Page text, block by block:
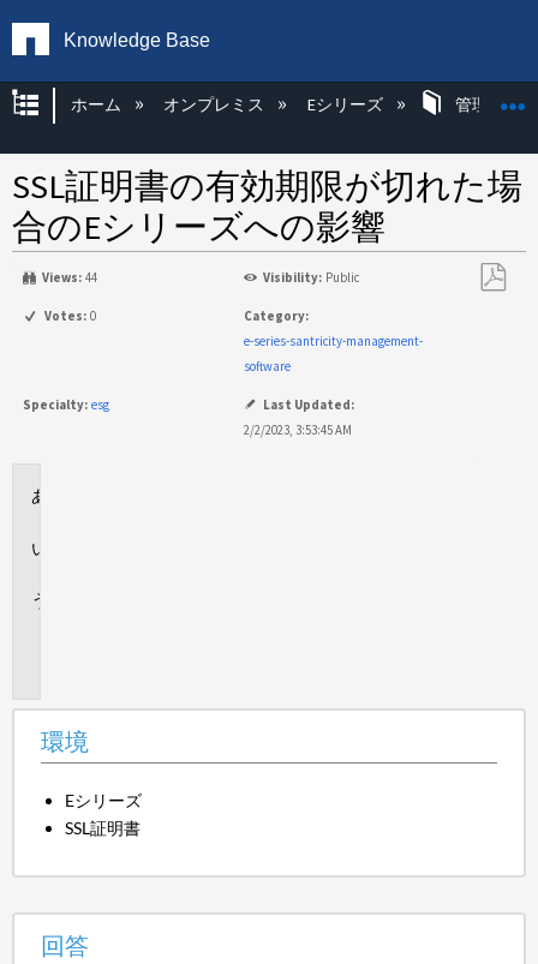
Knowledge Base
グローバル階層を展開/折りたたむ
ホーム オンプレミス Eシリーズ 管理アプ
SSL証明書の有効期限が切れた場
合のEシリーズへの影響
Views: 44 Visibility: Public
Votes: 0
Category:
e-series-santricity-management-
software
Specialty: esg
Last Updated:
2/2/2023, 3:53:45 AM
環境
Eシリーズ
SSL証明書
回答